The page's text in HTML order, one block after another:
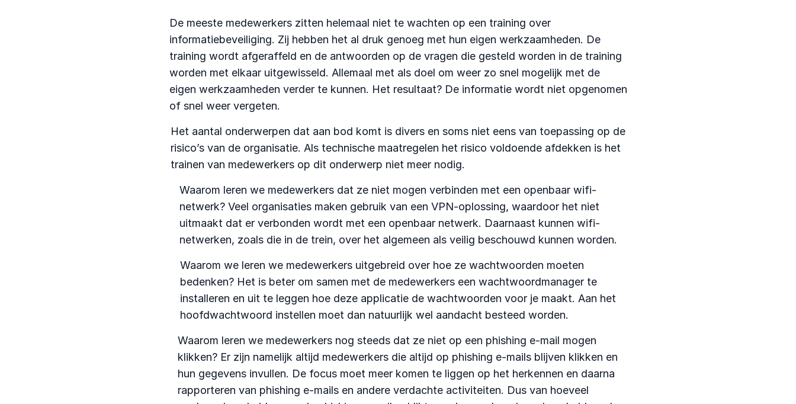
De meeste medewerkers zitten helemaal niet te wachten op een training over
informatiebeveiliging. Zij hebben het al druk genoeg met hun eigen werkzaamheden. De
training wordt afgeraffeld en de antwoorden op de vragen die gesteld worden in de training
worden met elkaar uitgewisseld. Allemaal met als doel om weer zo snel mogelijk met de
eigen werkzaamheden verder te kunnen. Het resultaat? De informatie wordt niet opgenomen
of snel weer vergeten.
Het aantal onderwerpen dat aan bod komt is divers en soms niet eens van toepassing op de
risico’s van de organisatie. Als technische maatregelen het risico voldoende afdekken is het
trainen van medewerkers op dit onderwerp niet meer nodig.
Waarom leren we medewerkers dat ze niet mogen verbinden met een openbaar wifi-
netwerk? Veel organisaties maken gebruik van een VPN-oplossing, waardoor het niet
uitmaakt dat er verbonden wordt met een openbaar netwerk. Daarnaast kunnen wifi-
netwerken, zoals die in de trein, over het algemeen als veilig beschouwd kunnen worden.
Waarom we leren we medewerkers uitgebreid over hoe ze wachtwoorden moeten
bedenken? Het is beter om samen met de medewerkers een wachtwoordmanager te
installeren en uit te leggen hoe deze applicatie de wachtwoorden voor je maakt. Aan het
hoofdwachtwoord instellen moet dan natuurlijk wel aandacht besteed worden.
Waarom leren we medewerkers nog steeds dat ze niet op een phishing e-mail mogen
klikken? Er zijn namelijk altijd medewerkers die altijd op phishing e-mails blijven klikken en
hun gegevens invullen. De focus moet meer komen te liggen op het herkennen en daarna
rapporteren van phishing e-mails en andere verdachte activiteiten. Dus van hoeveel